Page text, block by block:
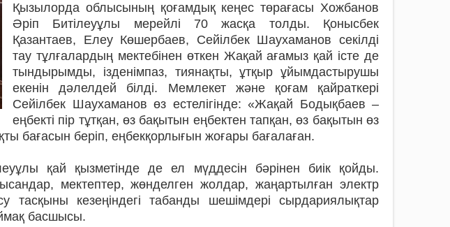
Қызылорда облысының қоғамдық кеңес төрағасы Хожбанов
Әріп Битілеуұлы мерейлі 70 жасқа толды. Қонысбек
Қазантаев, Елеу Көшербаев, Сейілбек Шаухаманов секілді
тау тұлғалардың мектебінен өткен Жақай ағамыз қай істе де
тындырымды, ізденімпаз, тиянақты, ұтқыр ұйымдастырушы
екенін дәлелдей білді. Мемлекет және қоғам қайраткері
Сейілбек Шаухаманов өз естелігінде: «Жақай Бодықбаев –
еңбекті пір тұтқан, өз бақытын еңбектен тапқан, өз бақытын өз
бағасын беріп, еңбекқорлығын жоғары бағалаған.
қай қызметінде де ел мүддесін бәрінен биік қойды.
мектептер, жөнделген жолдар, жаңартылған электр
тасқыны кезеңіндегі табанды шешімдері сырдариялықтар
басшысы.